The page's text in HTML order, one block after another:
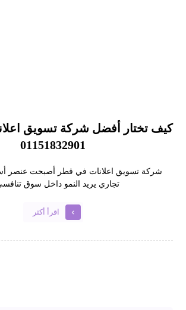
كيف تختار أفضل شركة تسويق
01151832901
شركة تسويق اعلانات في قطر أصبحت عنصر
تجاري يريد النمو داخل سوق
اقرأ أكثر